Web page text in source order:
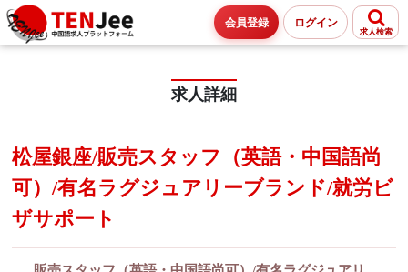
会員登録 ログイン
求人検索
求人詳細
松屋銀座/販売スタッフ（英語・中国語尚
可）/有名ラグジュアリーブランド/就労ビ
ザサポート